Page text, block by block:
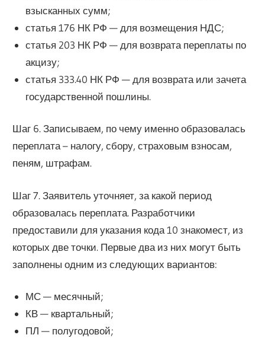
взысканных сумм;
статья 176 НК РФ — для возмещения НДС;
статья 203 НК РФ — для возврата переплаты по
акцизу;
статья 333.40 НК РФ — для возврата или зачета
государственной пошлины.
Шаг 6. Записываем, по чему именно образовалась
переплата – налогу, сбору, страховым взносам,
пеням, штрафам.
Шаг 7. Заявитель уточняет, за какой период
образовалась переплата. Разработчики
предоставили для указания кода 10 знакомест, из
которых две точки. Первые два из них могут быть
заполнены одним из следующих вариантов:
МС — месячный;
КВ — квартальный;
ПЛ — полугодовой;